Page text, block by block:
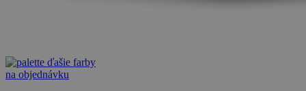
ďašie farby
na objednávku